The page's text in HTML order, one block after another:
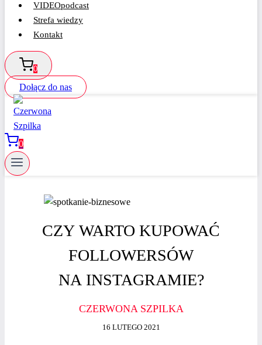
VIDEOpodcast
Strefa wiedzy
Kontakt
0
Dołącz do nas
0
CZY WARTO KUPOWAĆ
FOLLOWERSÓW
NA INSTAGRAMIE?
CZERWONA SZPILKA
16 LUTEGO 2021